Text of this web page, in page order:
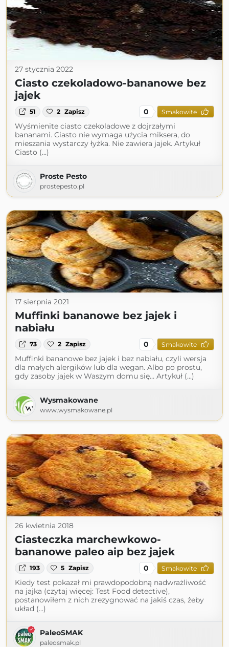
27 stycznia 2022
Ciasto czekoladowo-bananowe bez
jajek
51 2 Zapisz 0 Smakowite
Wyśmienite ciasto czekoladowe z dojrzałymi
bananami. Ciasto nie wymaga użycia miksera, do
mieszania wystarczy łyżka. Nie zawiera jajek. Artykuł
Ciasto (...)
Proste Pesto
prostepesto.pl
17 sierpnia 2021
Muffinki bananowe bez jajek i
nabiału
73 2 Zapisz 0 Smakowite
Muffinki bananowe bez jajek i bez nabiału, czyli wersja
dla małych alergików lub dla wegan. Albo po prostu,
gdy zasoby jajek w Waszym domu się… Artykuł (...)
Wysmakowane
www.wysmakowane.pl
26 kwietnia 2018
Ciasteczka marchewkowo-
bananowe paleo aip bez jajek
193 5 Zapisz 0 Smakowite
Kiedy test pokazał mi prawdopodobną nadwrażliwość
na jajka (czytaj więcej: Test Food detective),
postanowiłem z nich zrezygnować na jakiś czas, żeby
układ (...)
PaleoSMAK
paleosmak.pl